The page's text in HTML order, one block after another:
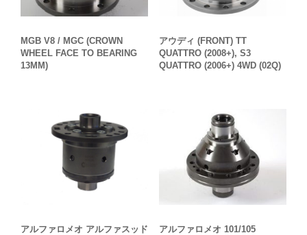
MGB V8 / MGC (CROWN
WHEEL FACE TO BEARING
13MM)
アウディ (FRONT) TT
QUATTRO (2008+), S3
QUATTRO (2006+) 4WD (02Q)
アルファロメオ アルファスッド
アルファロメオ 101/105